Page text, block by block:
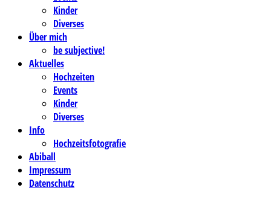
Kinder
Diverses
Über mich
be subjective!
Aktuelles
Hochzeiten
Events
Kinder
Diverses
Info
Hochzeitsfotografie
Abiball
Impressum
Datenschutz